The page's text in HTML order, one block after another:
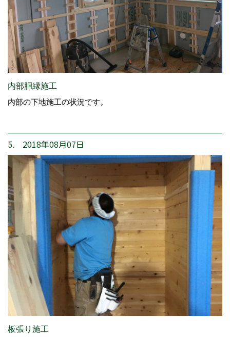
内部胴縁施工
内部の下地施工の状況です。
5. 2018年08月07日
板張り施工